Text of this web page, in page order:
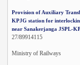
Provision of Auxiliary
KPJG station for
near Sanakerjanga JSPL-
27/89914115
Ministry of Railways